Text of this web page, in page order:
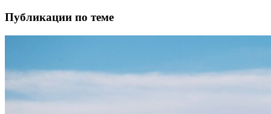
Публикации по теме